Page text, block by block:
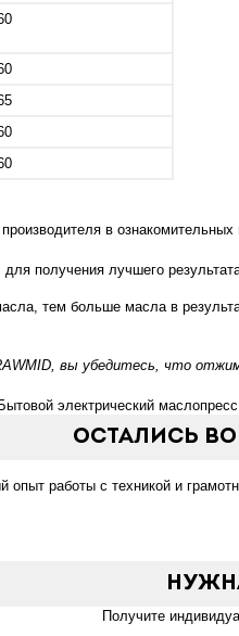
в
получения лучшего
тем больше масла в
вы убедитесь, что
электрический
Остались
работы с техникой и
Получите